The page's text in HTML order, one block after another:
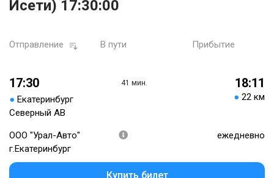
Исети) 17:30:00
Отправление В пути Прибытие
17:30
● Екатеринбург
Северный АВ
41 мин. 18:11
● 22 км
ООО "Урал-Авто"
г.Екатеринбург
ежедневно
Купить билет